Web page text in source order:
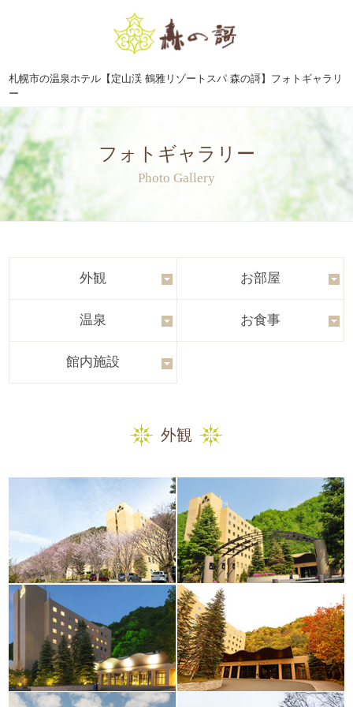
札幌市の温泉ホテル【定山渓 鶴雅リゾートスパ 森の謌】フォトギャラリ
ー
フォトギャラリー
Photo Gallery
外観 お部屋
温泉 お食事
館内施設
外観